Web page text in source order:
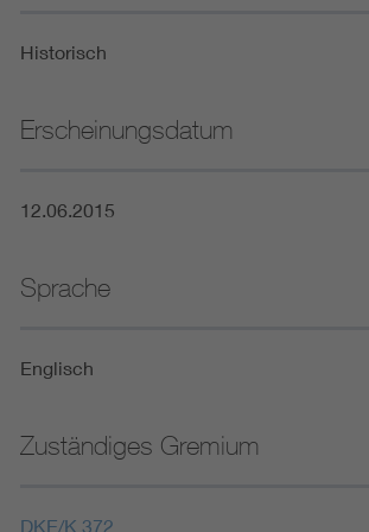
Historisch
Erscheinungsdatum
12.06.2015
Sprache
Englisch
Zuständiges Gremium
DKE/K 372